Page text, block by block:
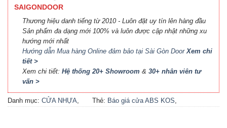
SAIGONDOOR
Thương hiệu danh tiếng từ 2010 - Luôn đặt uy tín lên hàng đầu
Sản phẩm đa dạng mới 100% và luôn được cập nhật những xu
hướng mới nhất
Hướng dẫn Mua hàng Online đảm bảo tại Sài Gòn DoorXem chi
tiết >
Xem chi tiết: Hệ thống 20+ Showroom & 30+ nhân viên tư
vấn >
Danh mục: CỬA NHỰA,
Thẻ: Báo giá cửa ABS KOS,